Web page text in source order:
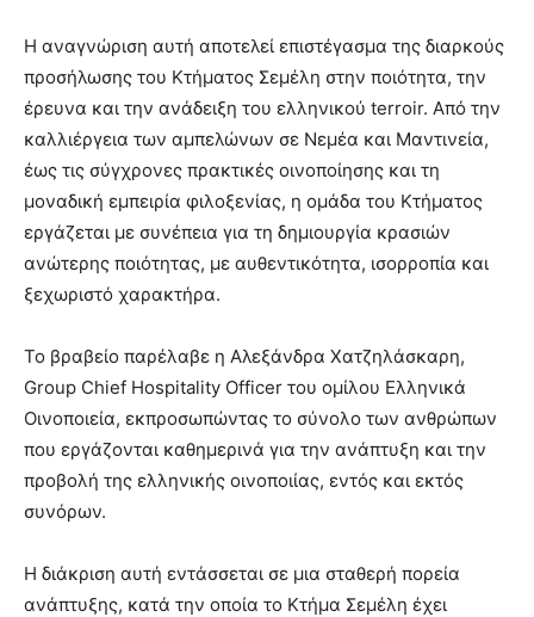
Η αναγνώριση αυτή αποτελεί επιστέγασμα της διαρκούς
προσήλωσης του Κτήματος Σεμέλη στην ποιότητα, την
έρευνα και την ανάδειξη του ελληνικού terroir. Από την
καλλιέργεια των αμπελώνων σε Νεμέα και Μαντινεία,
έως τις σύγχρονες πρακτικές οινοποίησης και τη
μοναδική εμπειρία φιλοξενίας, η ομάδα του Κτήματος
εργάζεται με συνέπεια για τη δημιουργία κρασιών
ανώτερης ποιότητας, με αυθεντικότητα, ισορροπία και
ξεχωριστό χαρακτήρα.
Το βραβείο παρέλαβε η Αλεξάνδρα Χατζηλάσκαρη,
Group Chief Hospitality Officer του ομίλου Ελληνικά
Οινοποιεία, εκπροσωπώντας το σύνολο των ανθρώπων
που εργάζονται καθημερινά για την ανάπτυξη και την
προβολή της ελληνικής οινοποιίας, εντός και εκτός
συνόρων.
Η διάκριση αυτή εντάσσεται σε μια σταθερή πορεία
ανάπτυξης, κατά την οποία το Κτήμα Σεμέλη έχει